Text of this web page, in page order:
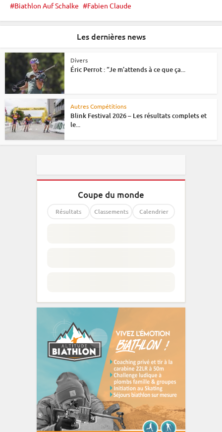
Biathlon Auf Schalke Fabien Claude
Les dernières news
Divers
Éric Perrot : “Je m’attends à ce que ça...
Autres Compétitions
Blink Festival 2026 – Les résultats complets et
le...
Coupe du monde
Résultats Classements Calendrier